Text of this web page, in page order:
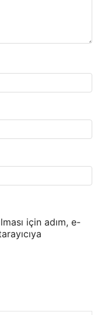
için adım, e-